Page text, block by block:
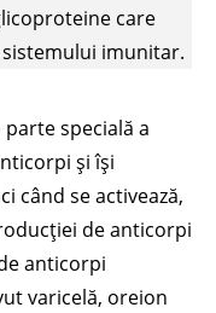
care
imunitar.
specială a
și își
când se activează,
de anticorpi
anticorpi
varicelă, oreion